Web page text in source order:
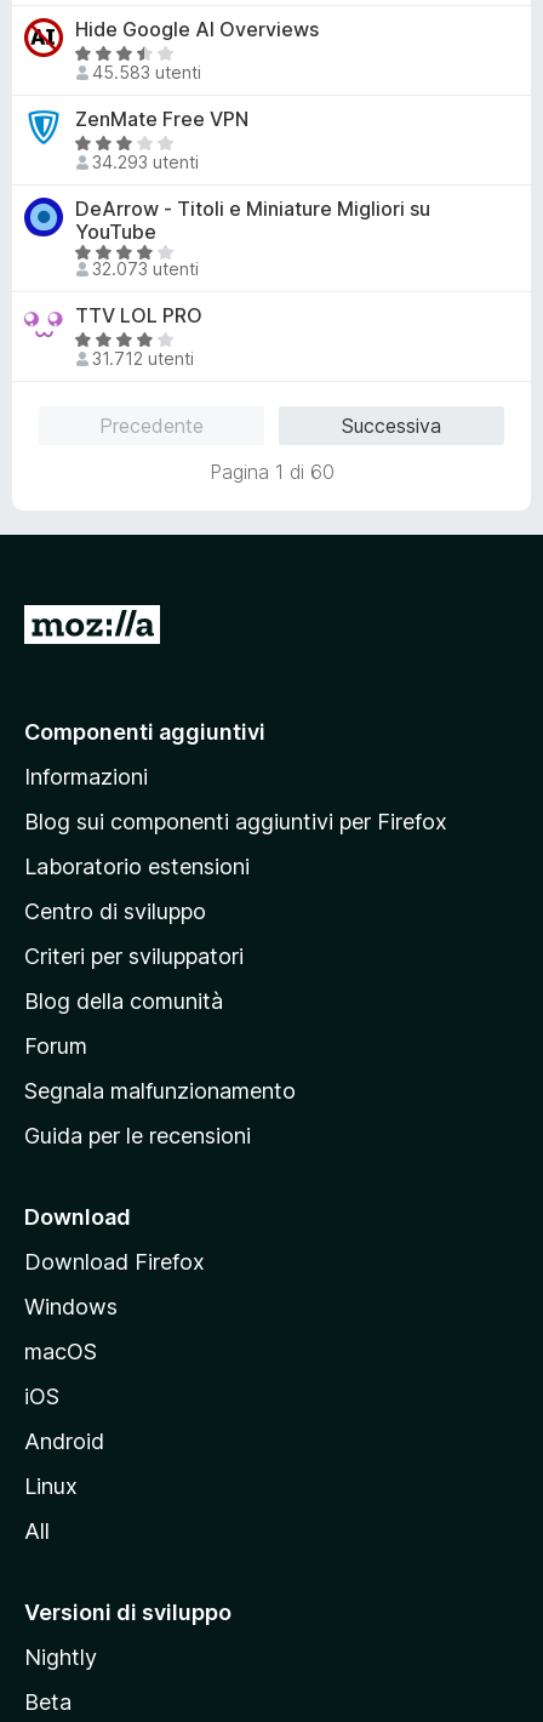
5
9
s
5
t
a
4
7
s
5
l
u
t
t
a
4
2
s
u
Hide Google AI Overviews
V
a
l
u
t
t
a
3
4
s
u
45.583 utenti
ZenMate Free VPN
V
a
l
u
t
a
a
3
34.293 utenti
DeArrow - Titoli e Miniature Migliori su
YouTube
V
a
l
u
t
5
32.073 utenti
TTV LOL PRO
V
a
s
u
31.712 utenti
Precedente
Successiva
Pagina 1 di 60
V
a
l
a
a
g
i
a
p
r
n
i
a
l
e
l
t
M
z
i
Componenti aggiuntivi
Informazioni
Blog sui componenti aggiuntivi per Firefox
Laboratorio estensioni
Centro di sviluppo
Criteri per sviluppatori
Blog della comunità
Forum
Segnala malfunzionamento
Guida per le recensioni
Download
Download Firefox
Windows
macOS
iOS
Android
Linux
All
Versioni di sviluppo
Nightly
Beta